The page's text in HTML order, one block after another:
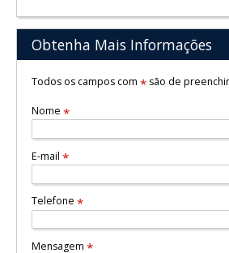
Obtenha Mais Informações
Todos os campos com *são de
Nome *
E-mail *
Telefone *
Mensagem *